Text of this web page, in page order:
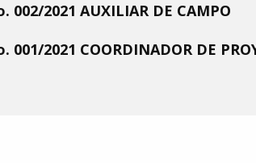
002/2021 AUXILIAR DE CAMPO
001/2021 COORDINADOR DE